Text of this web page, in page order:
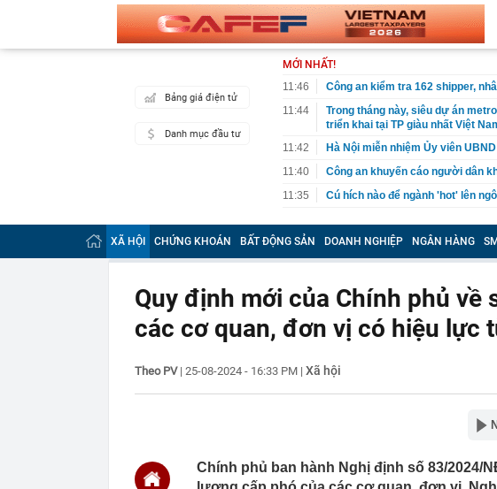
Bảng giá điện tử
Danh mục đầu tư
MỚI NHẤT!
11:46
Công an kiểm tra 162 shipper,
11:44
Trong tháng này, siêu dự án
triển khai tại TP giàu nhất Việt
11:42
Hà Nội miễn nhiệm Ủy viên
11:40
Công an khuyến cáo người dân
11:35
Cú hích nào để ngành 'hot' lên
11:31
Tại đập thủy điện cao nhất Tây
diện khuôn mặt' để theo dõi 24/7
giới của NARMA
11:25
Thu Quỳnh: 'Tôi đã quên chuyện
VinSpeed muốn xây dựng tổ hợp
11:22
Cận cảnh cuộc sống giàu có
Chung, SN 1997
"Lên phố cổ cũng không ra
hoa ở Hà Nội ninh nước dùng từ
11:19
Từ nay, hàng triệu người có
XÃ HỘI CHỨNG KHOÁN BẤT ĐỘNG SẢN DOANH NGHIỆP NGÂN HÀNG
Quy định mới của Chính phủ về
các cơ quan, đơn vị có hiệu lực
Theo PV| 25-08-2024 - 16:33 PM | Xã hội
Chính phủ ban hành Nghị định số 83/2024/